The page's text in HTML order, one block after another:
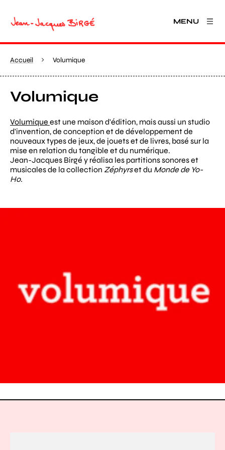
MENU
Accueil Volumique
Volumique
Volumique est une maison d'édition, mais aussi un studio
d'invention, de conception et de développement de
nouveaux types de jeux, de jouets et de livres, basé sur la
mise en relation du tangible et du numérique.
Jean-Jacques Birgé y réalisa les partitions sonores et
musicales de la collection Zéphyrset du Monde de Yo-
Ho.